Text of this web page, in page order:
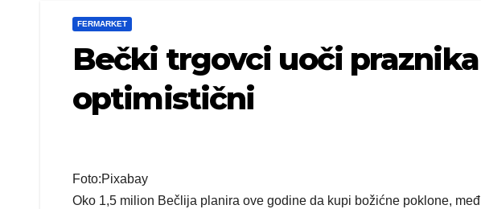
FERMARKET
Bečki trgovci uoči
optimistični
Foto:Pixabay
Oko 1,5 milion Bečlija planira ove godine da kupi božićne poklone,